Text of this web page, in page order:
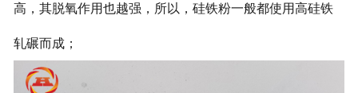
高，其脱氧作用也越强，所以，硅铁粉一般都使用高硅铁
轧碾而成；